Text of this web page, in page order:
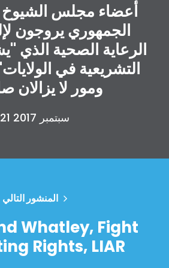
أعضاء مجلس
الجمهوري يروجون
الرعاية الصحية الذي
التشريعية في
ومور لا يزالان
21 سبتمبر 2017
المنشور التالي
Whatley, Fight
Rights, LIAR